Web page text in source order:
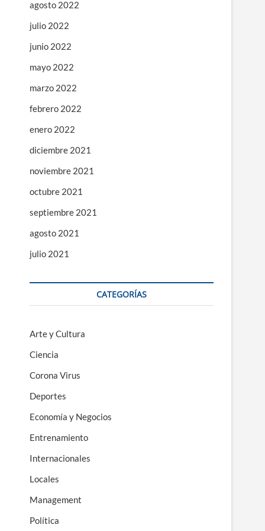
agosto 2022
julio 2022
junio 2022
mayo 2022
marzo 2022
febrero 2022
enero 2022
diciembre 2021
noviembre 2021
octubre 2021
septiembre 2021
agosto 2021
julio 2021
CATEGORÍAS
Arte y Cultura
Ciencia
Corona Virus
Deportes
Economía y Negocios
Entrenamiento
Internacionales
Locales
Management
Política